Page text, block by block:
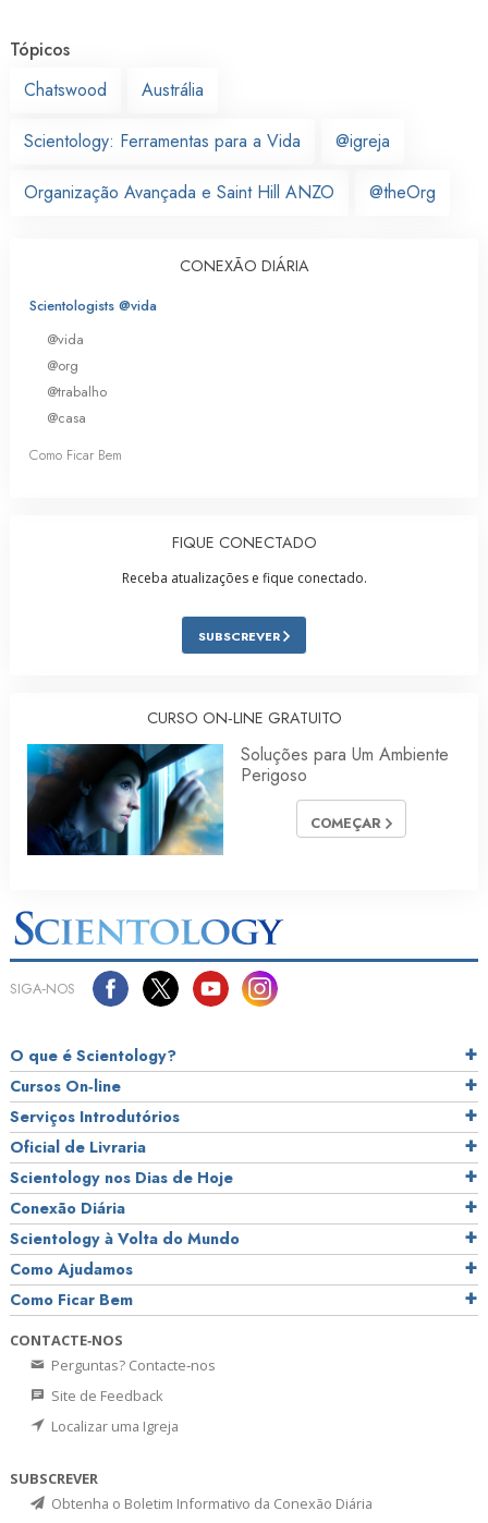
Tópicos
Chatswood
Austrália
Scientology: Ferramentas para a Vida @igreja
Organização Avançada e Saint Hill ANZO @theOrg
CONEXÃO DIÁRIA
Scientologists @vida
@vida
@org
@trabalho
@casa
Como Ficar Bem
FIQUE CONECTADO
Receba atualizações e fique conectado.
SUBSCREVER
CURSO ON‑LINE GRATUITO
Soluções para Um Ambiente
Perigoso
COMEÇAR
SIGA‑NOS
O que é Scientology?
Cursos On‑line
Serviços Introdutórios
Oficial de Livraria
Scientology nos Dias de Hoje
Conexão Diária
Scientology à Volta do Mundo
Como Ajudamos
Como Ficar Bem
CONTACTE‑NOS
Perguntas? Contacte‑nos
Site de Feedback
Localizar uma Igreja
SUBSCREVER
Obtenha o Boletim Informativo da Conexão Diária